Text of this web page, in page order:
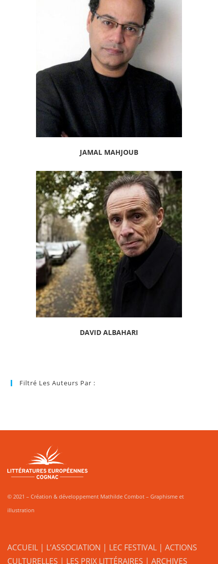
JAMAL MAHJOUB
DAVID ALBAHARI
Filtré Les Auteurs Par :
© 2021 – Création & développement Mathilde Combot – Graphisme et
illustration
ACCUEIL | L’ASSOCIATION | LEC FESTIVAL | ACTIONS
CULTURELLES | LES PRIX LITTÉRAIRES | ARCHIVES